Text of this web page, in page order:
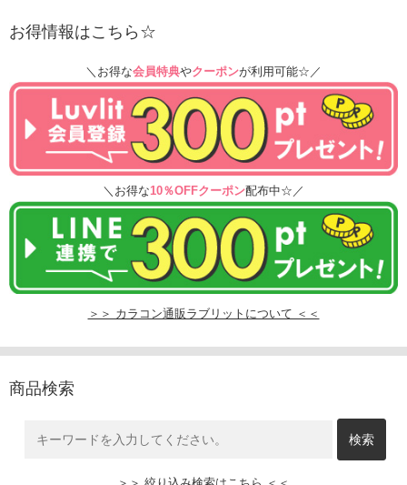
お得情報はこちら☆
＼お得な会員特典やクーポンが利用可能☆／
＼お得な10％OFFクーポン配布中☆／
＞＞ カラコン通販ラブリットについて ＜＜
商品検索